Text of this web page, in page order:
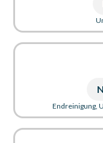
Endreinigung,